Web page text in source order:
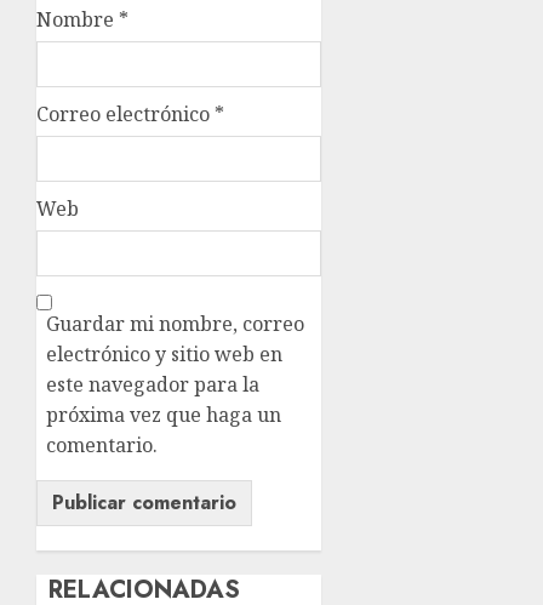
Nombre *
Correo electrónico *
Web
Guardar mi nombre, correo
electrónico y sitio web en
este navegador para la
próxima vez que haga un
comentario.
RELACIONADAS